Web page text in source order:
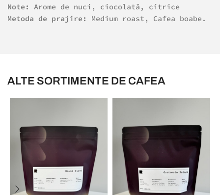
Note:
Arome de nuci, ciocolată, citrice
Metoda de prajire:
Medium roast, Cafea boabe.
ALTE SORTIMENTE DE CAFEA